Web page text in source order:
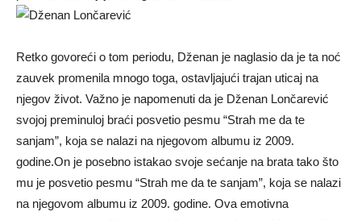
Retko govoreći o tom periodu, Dženan je naglasio da je ta noć
zauvek promenila mnogo toga, ostavljajući trajan uticaj na
njegov život. Važno je napomenuti da je Dženan Lončarević
svojoj preminuloj braći posvetio pesmu “Strah me da te
sanjam”, koja se nalazi na njegovom albumu iz 2009.
godine.On je posebno istakao svoje sećanje na brata tako što
mu je posvetio pesmu “Strah me da te sanjam”, koja se nalazi
na njegovom albumu iz 2009. godine. Ova emotivna